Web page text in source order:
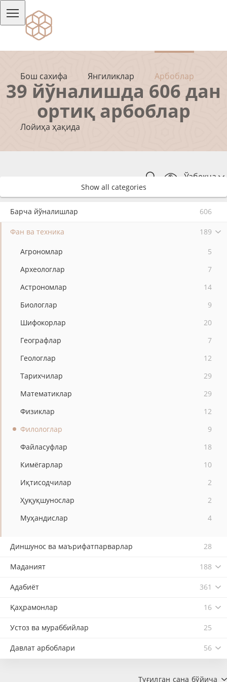
Бош сахифа Янгиликлар Арбоблар
Лойиҳа ҳақида
Ўзбекча
39 йўналишда 606 дан
ортиқ арбоблар
Show all categories
Барча йўналишлар 606
Фан ва техника 189
Агрономлар
5
Археологлар
7
Астрономлар
14
Биологлар
9
Шифокорлар
20
Географлар
7
Геологлар
12
Тарихчилар
29
Математиклар
29
Физиклар
12
Филологлар
9
Файласуфлар
18
Кимёгарлар
10
Иқтисодчилар
2
Ҳуқуқшунослар
2
Муҳандислар
4
Диншунос ва маърифатпарварлар 28
Маданият 188
Адабиёт 361
Қаҳрамонлар 16
Устоз ва мураббийлар 25
Давлат арбоблари 56
Туғилган сана бўйича